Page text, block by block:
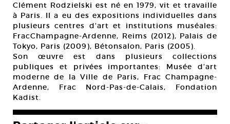
Clément Rodzielski est né en 1979, vit et travaille
à Paris. Il a eu des expositions individuelles dans
plusieurs centres d’art et institutions muséales:
FracChampagne-Ardenne, Reims (2012), Palais de
Tokyo, Paris (2009), Bétonsalon, Paris (2005).
Son œuvre est dans plusieurs collections
publiques et privées importantes: Musée d’art
moderne de la Ville de Paris, Frac Champagne-
Ardenne, Frac Nord-Pas-de-Calais, Fondation
Kadist.